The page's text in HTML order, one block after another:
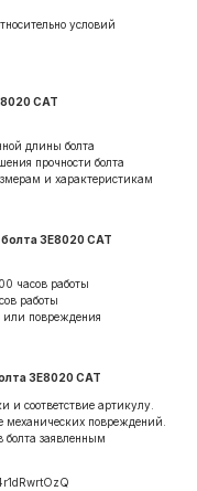
условий
CAT
длины болта
прочности болта
и характеристикам
3E8020 CAT
часов работы
работы
или повреждения
3E8020 CAT
и соответствие артикулу.
механических повреждений.
болта заявленным